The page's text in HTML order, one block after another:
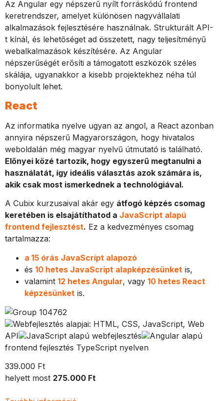
Az Angular egy népszerű nyílt forráskódú frontend
keretrendszer, amelyet különösen nagyvállalati
alkalmazások fejlesztésére használnak. Strukturált API-
t kínál, és lehetőséget ad összetett, nagy teljesítményű
webalkalmazások készítésére. Az Angular
népszerűségét erősíti a támogatott eszközök széles
skálája, ugyanakkor a kisebb projektekhez néha túl
bonyolult lehet.
React
Az informatika nyelve ugyan az angol, a React azonban
annyira népszerű Magyarországon, hogy hivatalos
weboldalán még magyar nyelvű útmutató is található.
Előnyei közé tartozik, hogy egyszerű megtanulni a
használatát, így ideális választás azok számára is,
akik csak most ismerkednek a technológiával.
A Cubix kurzusaival akár egy átfogó képzés csomag
keretében is elsajátíthatod a JavaScript alapú
frontend fejlesztést. Ez a kedvezményes csomag
tartalmazza:
a 15 órás JavaScript alapozó
és 10 hetes JavaScript alapképzésünket is,
valamint 12 hetes Angular, vagy 10 hetes React
képzésünket is.
Webfejlesztés alapjai: HTML, CSS, JavaScript, Web
API
JavaScript alapú webfejlesztés
Angular alapú
frontend fejlesztés TypeScript nyelven
339.000 Ft
helyett most 275.000 Ft